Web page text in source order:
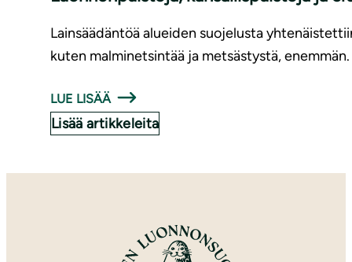
Lainsäädäntöä alueiden suojelusta
kuten malminetsintää ja metsästystä, enemmän.
LUE LISÄÄ
Lisää artikkeleita